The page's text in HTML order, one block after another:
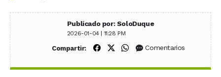
Publicado por: SoloDuque
2026-01-04 | 11:28 PM
Compartir: Compartir en Facebook
Compartir en X (Twitter)
Compartir en WhatsApp
Comentarios